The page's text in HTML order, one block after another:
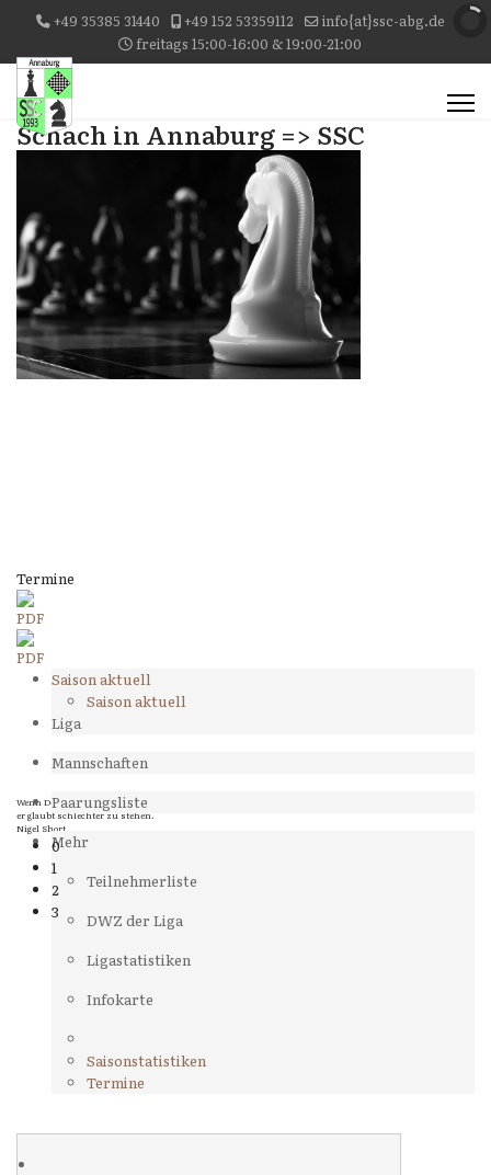
+49 35385 31440 +49 152 53359112
info{at}ssc-abg.de
freitags 15:00-16:00 & 19:00-21:00
Schach in Annaburg => SSC
Wenn Dein Gegner Dir ein Remis anbietet, versuch herauszufinden, weshalb
er glaubt schlechter zu stehen.
Nigel Short
0
1
2
3
Termine
Saison aktuell
Saison aktuell
Liga
Mannschaften
Paarungsliste
Mehr
Teilnehmerliste
DWZ der Liga
Ligastatistiken
Infokarte
Saisonstatistiken
Termine